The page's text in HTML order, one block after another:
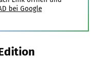
bei Google